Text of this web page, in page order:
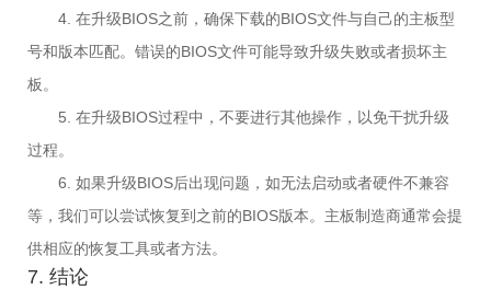
4. 在升级BIOS之前，确保下载的BIOS文件与自己的主板型
号和版本匹配。错误的BIOS文件可能导致升级失败或者损坏主
板。
5. 在升级BIOS过程中，不要进行其他操作，以免干扰升级
过程。
6. 如果升级BIOS后出现问题，如无法启动或者硬件不兼容
等，我们可以尝试恢复到之前的BIOS版本。主板制造商通常会提
供相应的恢复工具或者方法。
7. 结论